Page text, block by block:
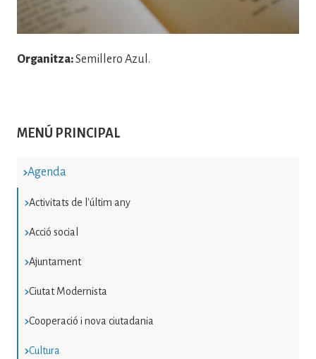
MENÚ PRINCIPAL
Agenda
Activitats de l'últim any
Acció social
Ajuntament
Ciutat Modernista
Cooperació i nova ciutadania
Cultura
Organitza:Semillero Azul.